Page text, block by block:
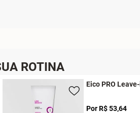
ROTINA
Eico PRO
Por R$ 53,64